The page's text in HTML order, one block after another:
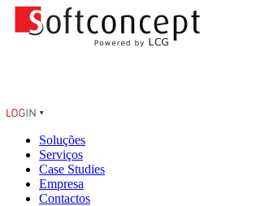
Soluções
Serviços
Case Studies
Empresa
Contactos